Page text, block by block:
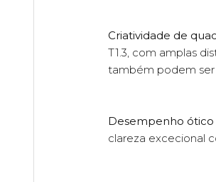
Criatividade de
T1.3, com amplas
também podem ser
Desempenho ótico
clareza excecional